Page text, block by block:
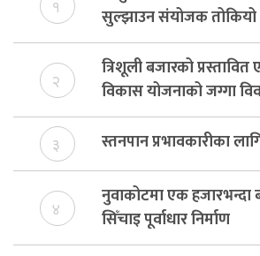
१
सुल्झाउन संयोजक तोकियो
२
त्रिशूली बजारको
विकास योजनाको जग्गा
विकास दर्ता नभए समिति
३ स्तनपान प्रभावकारीका
४
नुवाकोटमा एक
सिँचाइ पूर्वाधार निर्माण